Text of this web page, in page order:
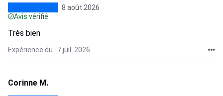
8 août 2026
Avis vérifié
Très bien
Expérience du : 7 juil. 2026
Corinne M.